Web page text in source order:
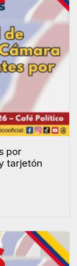
por
tarjetón